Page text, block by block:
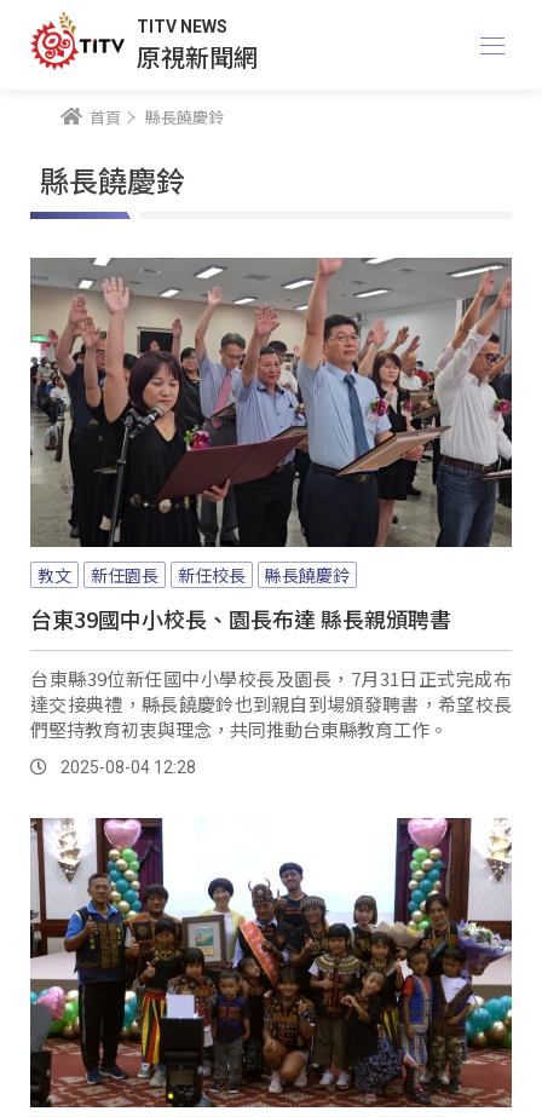
TITV NEWS
原視新聞網
首頁 縣長饒慶鈴
縣長饒慶鈴
教文 新任園長 新任校長 縣長饒慶鈴
台東39國中小校長、園長布達 縣長親頒聘書
台東縣39位新任國中小學校長及園長，7月31日正式完成布
達交接典禮，縣長饒慶鈴也到親自到場頒發聘書，希望校長
們堅持教育初衷與理念，共同推動台東縣教育工作。
2025-08-04 12:28